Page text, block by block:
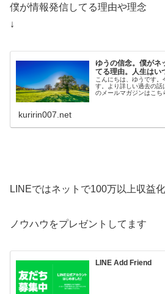
僕が情報発信してる理由や理念
↓
ゆうの信念。僕がネ
てる理由。人生はい
こんにちは、ゆうです
す。より詳しい過去の話
のメールマガジンはこち
kuririn007.net
LINEではネットで100万以上収益
ノウハウをプレゼントしてます
LINE Add Friend